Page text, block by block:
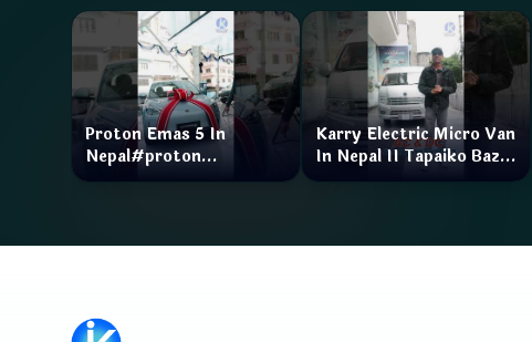
Proton Emas 5 In
Nepal#proton
#protonemas5#protonnepal#evcarnepal
Karry Electric Micro Van
In Nepal II Tapaiko Bazar
II Jankari Kendra